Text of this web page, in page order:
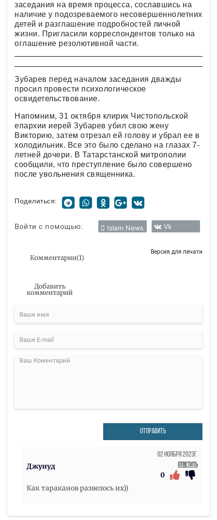
заседания на время процесса, сославшись на
наличие у подозреваемого несовершеннолетних
детей и разглашение подробностей личной
жизни. Пригласили корреспондентов только на
оглашение резолютивной части.
Зубарев перед началом заседания дважды
просил провести психологическое
освидетельствование.
Напомним, 31 октября клирик Чистопольской
епархии иерей Зубарев убил свою жену
Викторию, затем отрезал ей голову и убрал ее в
холодильник. Все это было сделано на глазах 7-
летней дочери. В Татарстанской митрополии
сообщили, что преступление было совершено
после увольнения священника.
Поделиться:
Войти с помощью: Islam News Vk
Комментарии(1)
Версия для печати
Добавить
комментарий
ОТПРАВИТЬ
Джунуд
02 Ноября 2023г.
Ответить
0
Как тараканов развелось их))